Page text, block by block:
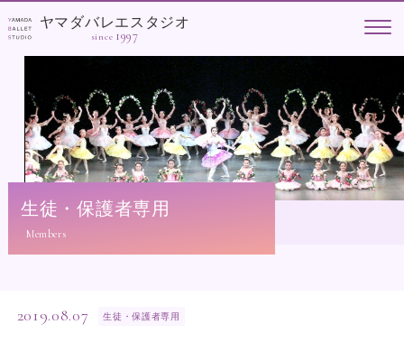
ヤマダバレエスタジオ
since 1997
生徒・保護者専用
2019.08.07 生徒・保護者専用